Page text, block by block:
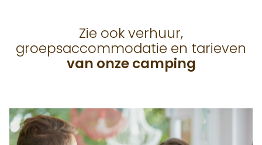
Zie ook verhuur,
groepsaccommodatie en tarieven
van onze camping